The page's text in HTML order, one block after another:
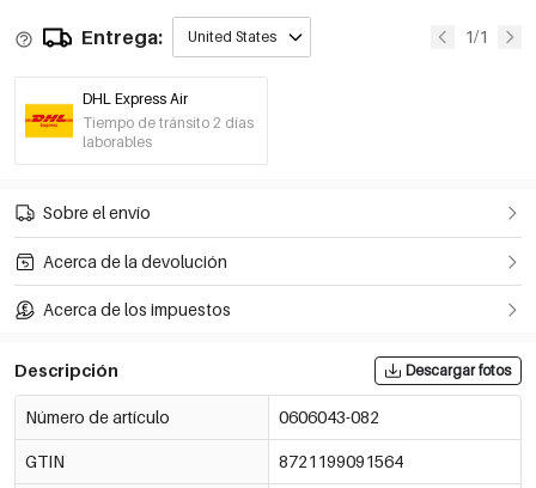
Entrega: United States 1/1
DHL Express Air
Tiempo de tránsito 2 días
laborables
Sobre el envío
Acerca de la devolución
Acerca de los impuestos
Descripción Descargar fotos
Número de artículo 0606043-082
GTIN 8721199091564